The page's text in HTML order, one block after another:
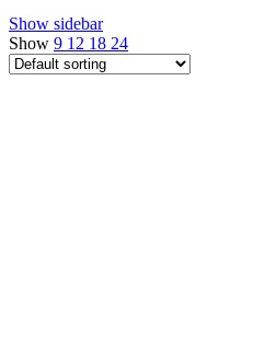
Show sidebar
Show 9 12 18 24